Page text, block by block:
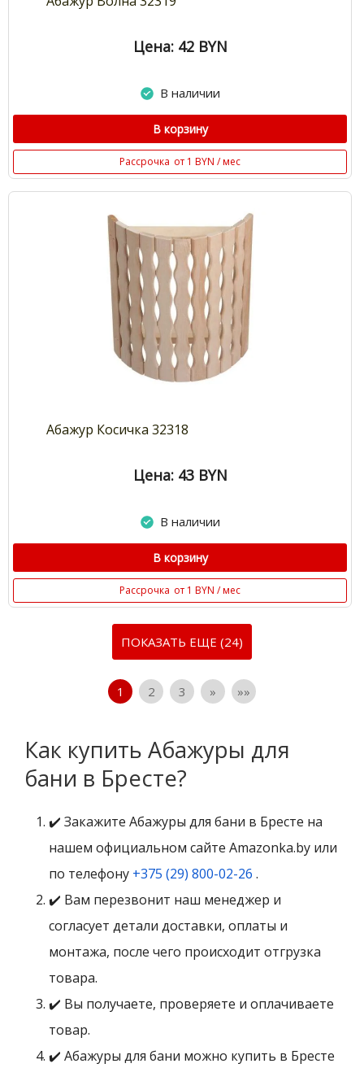
Цена: 42 BYN
В наличии
В корзину
Рассрочка от 1 BYN / мес
Абажур Косичка 32318
Цена: 43 BYN
В наличии
В корзину
Рассрочка от 1 BYN / мес
ПОКАЗАТЬ ЕЩЕ (24)
1 2 3 » »»
Как купить Абажуры для
бани в Бресте?
✔️ Закажите Абажуры для бани в Бресте на
нашем официальном сайте Amazonka.by или
по телефону +375 (29) 800-02-26 .
✔️ Вам перезвонит наш менеджер и
согласует детали доставки, оплаты и
монтажа, после чего происходит отгрузка
товара.
✔️ Вы получаете, проверяете и оплачиваете
товар.
✔️ Абажуры для бани можно купить в Бресте